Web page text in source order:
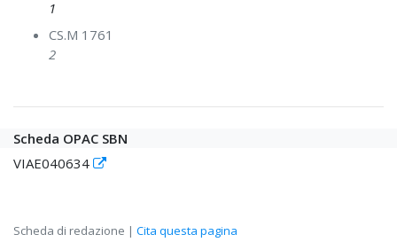
1
CS.M 1761
2
Scheda OPAC SBN
VIAE040634
Scheda di redazione | Cita questa pagina